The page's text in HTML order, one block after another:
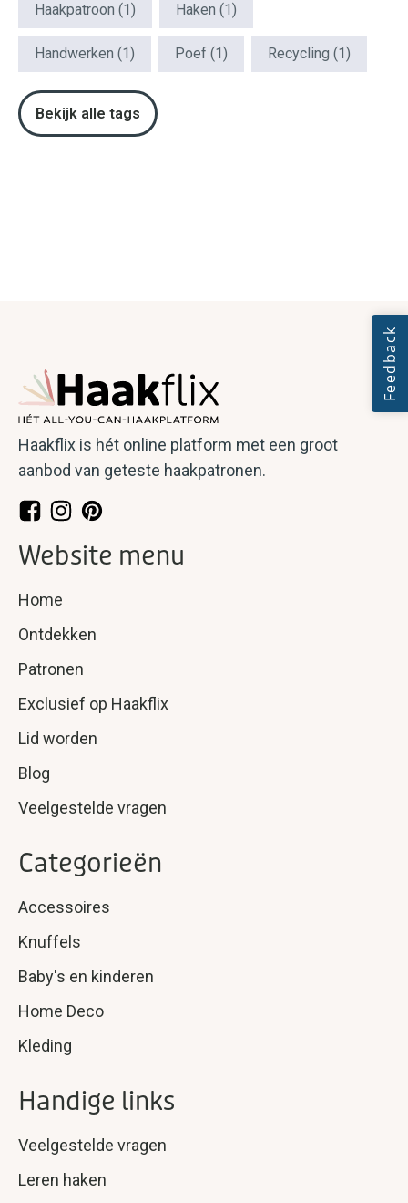
Haakpatroon (1) Haken (1)
Handwerken (1) Poef (1) Recycling (1)
Bekijk alle tags
Haakflix is hét online platform met een groot
aanbod van geteste haakpatronen.
Website menu
Home
Ontdekken
Patronen
Exclusief op Haakflix
Lid worden
Blog
Veelgestelde vragen
Categorieën
Accessoires
Knuffels
Baby's en kinderen
Home Deco
Kleding
Handige links
Veelgestelde vragen
Leren haken